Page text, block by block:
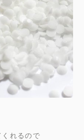
れるので